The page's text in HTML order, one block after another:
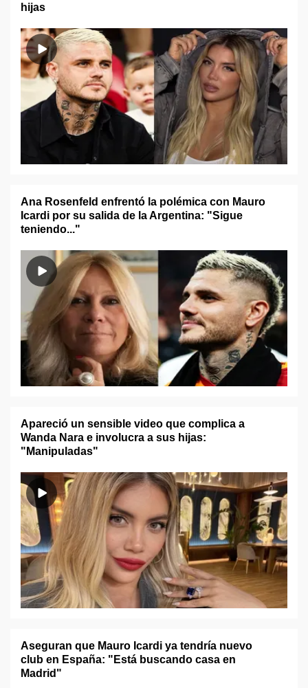
hijas
Ana Rosenfeld enfrentó la polémica con Mauro
Icardi por su salida de la Argentina: "Sigue
teniendo..."
Apareció un sensible video que complica a
Wanda Nara e involucra a sus hijas:
"Manipuladas"
Aseguran que Mauro Icardi ya tendría nuevo
club en España: "Está buscando casa en
Madrid"